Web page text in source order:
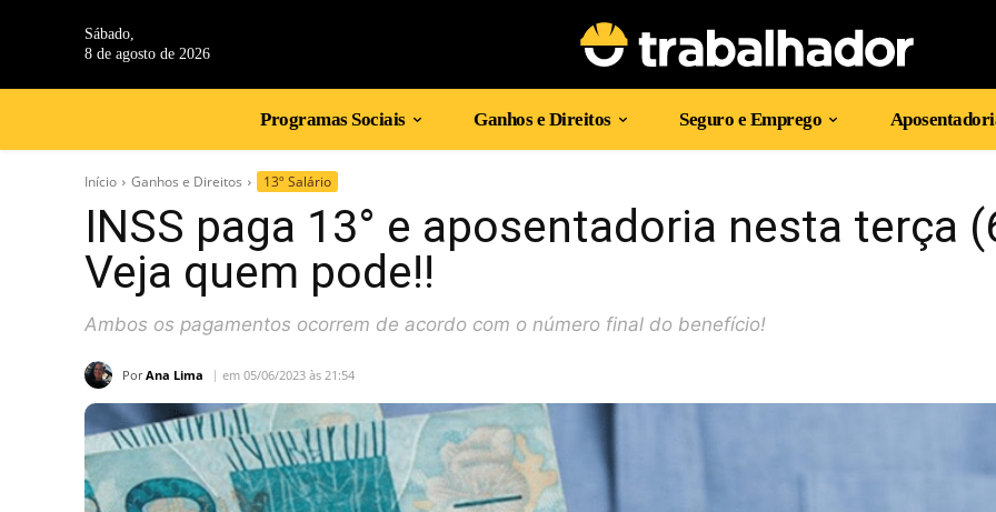
Sábado,
8 de agosto de 2026
Programas Sociais Ganhos e Direitos Seguro e Emprego
Início Ganhos e Direitos 13º Salário
INSS paga 13° e aposentadoria nesta terça
Veja quem pode!!
Ambos os pagamentos ocorrem de acordo com o número final do benefício!
Por Ana Lima em 05/06/2023 às 21:54